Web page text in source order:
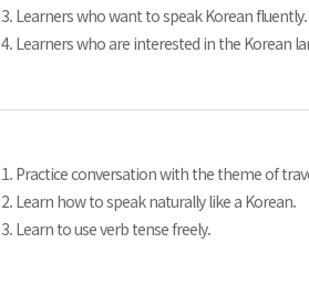
3. Learners who want to speak Korean fluently.
4. Learners who are interested in the Korean
1. Practice conversation with the theme of
2. Learn how to speak naturally like a Korean.
3. Learn to use verb tense freely.